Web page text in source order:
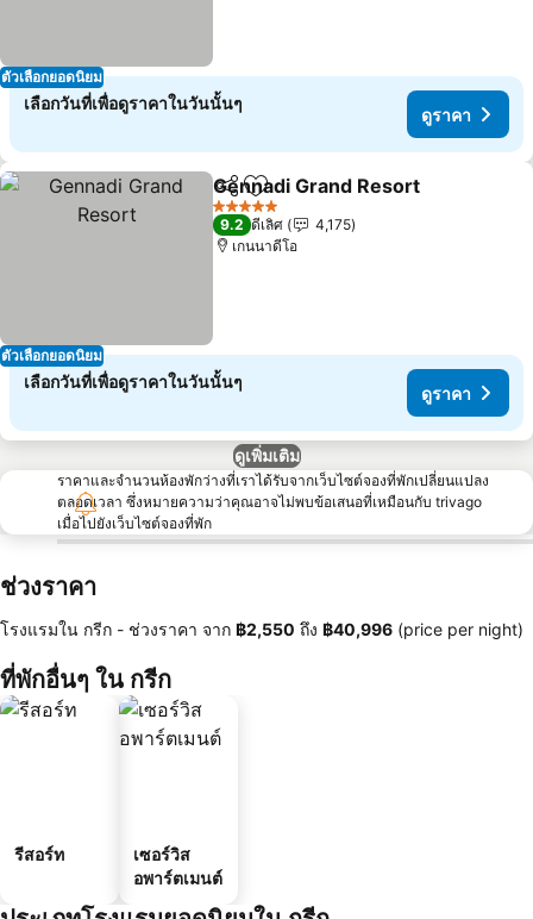
ตัวเลือกยอดนิยม
เลือกวันที่เพื่อดูราคาในวันนั้นๆ
ดูราคา
ตัวเลือกยอดนิยม
แชร์ เพิ่มในรายการโปรด
Gennadi Grand Resort
5 ดาว
9.2 ดีเลิศ
4,175
เกนนาดีโอ
เลือกวันที่เพื่อดูราคาในวันนั้นๆ
ดูราคา
ดูเพิ่มเติม
ราคาและจำนวนห้องพักว่างที่เราได้รับจากเว็บไซต์จองที่พักเปลี่ยนแปลง
ตลอดเวลา ซึ่งหมายความว่าคุณอาจไม่พบข้อเสนอที่เหมือนกับ trivago
เมื่อไปยังเว็บไซต์จองที่พัก
ช่วงราคา
โรงแรมใน กรีก - ช่วงราคา จาก ‎฿2,550 ถึง ‎฿40,996 (price per night)
ที่พักอื่นๆ ใน กรีก
รีสอร์ท
เซอร์วิส
อพาร์ตเมนต์